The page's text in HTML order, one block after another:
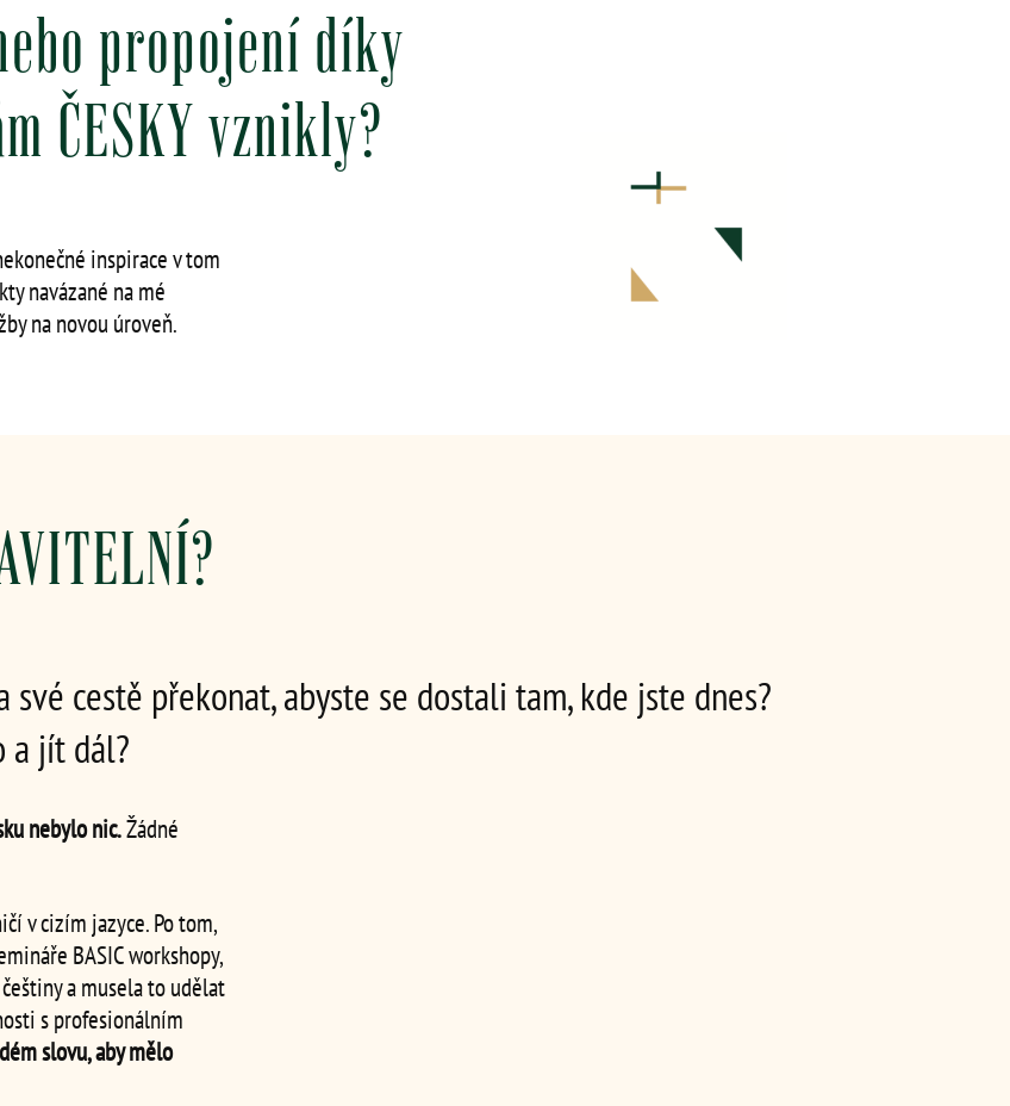
propojení díky
ČESKY vznikly?
inspirace v tom
navázané na mé
na novou úroveň.
své cestě překonat, abyste se dostali tam, kde jste dnes?
a jít dál?
nebylo nic.Žádné
v cizím jazyce. Po tom,
BASIC workshopy,
a musela to udělat
s profesionálním
slovu, aby mělo